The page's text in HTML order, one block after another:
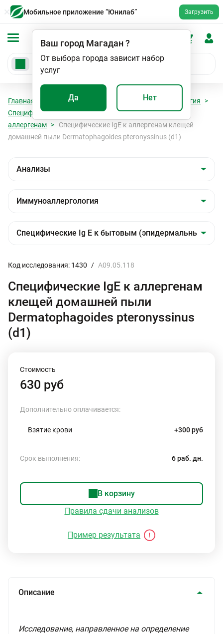
Мобильное приложение “Юнилаб” Загрузить
Ваш город Магадан?
От выбора города зависит набор
услуг
Да Нет
Главная Анализы
Иммуноаллергология
Специфические Ig E к бытовым (эпидермальным)
аллергенам
Специфические IgE к аллергенам клещей
домашней пыли Dermatophagoides pteronyssinus (d1)
Код исследования: 1430 / A09.05.118
Специфические IgE к аллергенам
клещей домашней пыли
Dermatophagoides pteronyssinus
(d1)
Стоимость
630 руб
Дополнительно оплачивается:
Взятие крови +300 руб
Срок выполнения: 6 раб. дн.
В корзину
Правила сдачи анализов
Пример результата
Описание
Исследование, направленное на определение